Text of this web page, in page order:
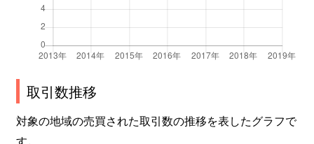
取引数推移
対象の地域の売買された取引数の推移を表したグラフで